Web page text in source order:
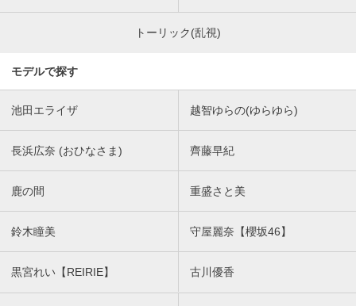
トーリック(乱視)
モデルで探す
池田エライザ 越智ゆらの(ゆらゆら)
長浜広奈 (おひなさま) 齊藤早紀
鹿の間 重盛さと美
鈴木瞳美 守屋麗奈【櫻坂46】
黒宮れい【REIRIE】 古川優香